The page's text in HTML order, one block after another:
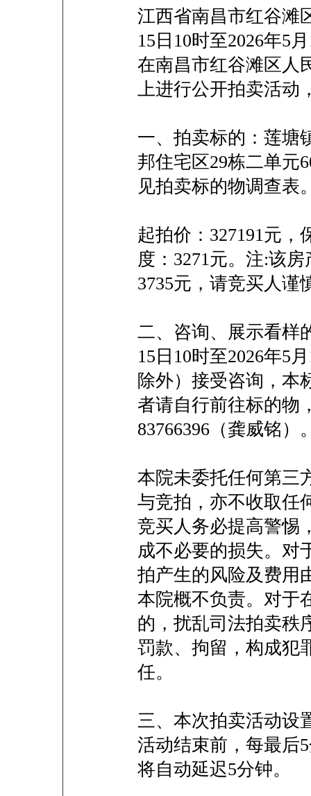
江西省南昌市红谷滩
15日10时至2026年5
在南昌市红谷滩区人
上进行公开拍卖活动
一、拍卖标的：莲塘
邦住宅区29栋二单元
见拍卖标的物调查表
起拍价：327191元，
度：3271元。注:该
3735元，请竞买人谨
二、咨询、展示看样
15日10时至2026年5
除外）接受咨询，本
者请自行前往标的物
83766396（龚威铭）
本院未委托任何第三
与竞拍，亦不收取任
竞买人务必提高警惕
成不必要的损失。对
拍产生的风险及费用
本院概不负责。对于
的，扰乱司法拍卖秩
罚款、拘留，构成犯
任。
三、本次拍卖活动设
活动结束前，每最后
将自动延迟5分钟。